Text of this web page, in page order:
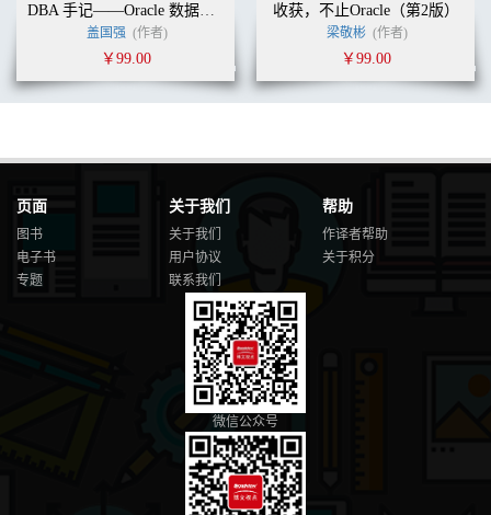
DBA 手记——Oracle 数据安全的警示与原则
盖国强 (作者)
￥99.00
收获，不止Oracle（第2版）
梁敬彬 (作者)
￥99.00
页面
图书
电子书
专题
关于我们
关于我们
用户协议
联系我们
帮助
作译者帮助
关于积分
微信公众号